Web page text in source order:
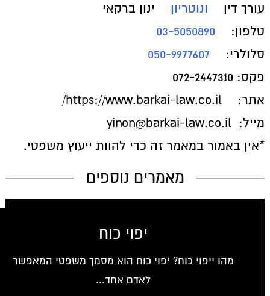
עורך דין
ונוטריון
ינון ברקאי
טלפון:
03-5050890
סלולרי:
050-9977607
פקס: 072-2447310
אתר:
https://www.barkai-law.co.il/
מייל: yinon@barkai-law.co.il
*אין באמור במאמר זה כדי להוות ייעוץ משפטי.
מאמרים נוספים
יפוי כוח
מהו ייפוי כוח? יפוי כוח הוא מסמך משפטי המאפשר
לאדם אחד...